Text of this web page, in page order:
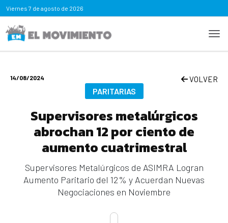
Viernes 7 de agosto de 2026
14/08/2024 VOLVER
PARITARIAS
Supervisores metalúrgicos
abrochan 12 por ciento de
aumento cuatrimestral
Supervisores Metalúrgicos de ASIMRA Logran
Aumento Paritario del 12% y Acuerdan Nuevas
Negociaciones en Noviembre